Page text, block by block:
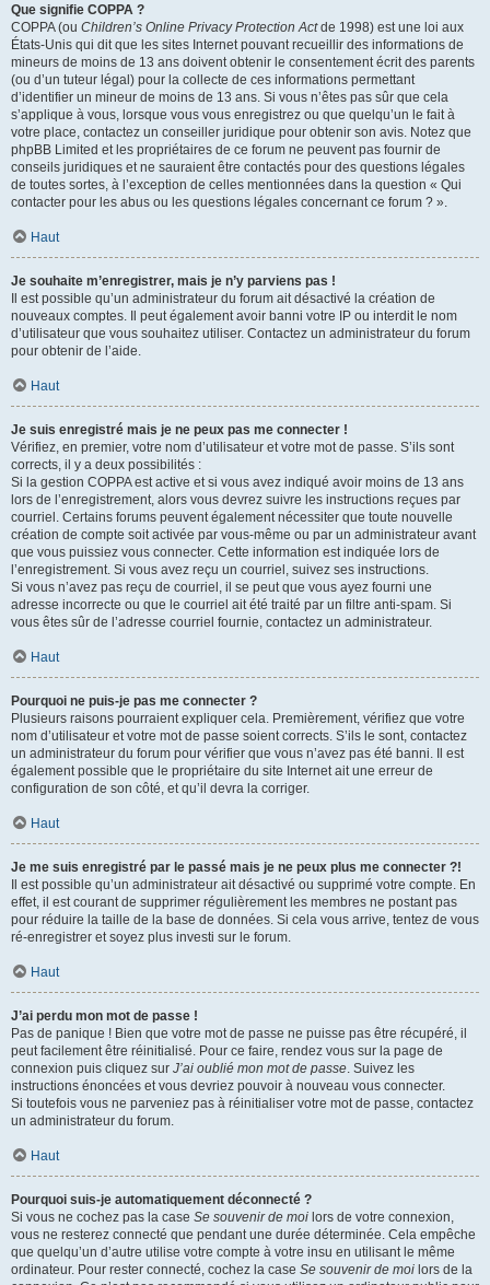
Que signifie COPPA ?
COPPA (ou Children’s Online Privacy Protection Actde 1998) est une loi aux
États-Unis qui dit que les sites Internet pouvant recueillir des informations de
mineurs de moins de 13 ans doivent obtenir le consentement écrit des parents
(ou d’un tuteur légal) pour la collecte de ces informations permettant
d’identifier un mineur de moins de 13 ans. Si vous n’êtes pas sûr que cela
s’applique à vous, lorsque vous vous enregistrez ou que quelqu’un le fait à
votre place, contactez un conseiller juridique pour obtenir son avis. Notez que
phpBB Limited et les propriétaires de ce forum ne peuvent pas fournir de
conseils juridiques et ne sauraient être contactés pour des questions légales
de toutes sortes, à l’exception de celles mentionnées dans la question « Qui
contacter pour les abus ou les questions légales concernant ce forum ? ».
Haut
Je souhaite m’enregistrer, mais je n’y parviens pas !
Il est possible qu’un administrateur du forum ait désactivé la création de
nouveaux comptes. Il peut également avoir banni votre IP ou interdit le nom
d’utilisateur que vous souhaitez utiliser. Contactez un administrateur du forum
pour obtenir de l’aide.
Haut
Je suis enregistré mais je ne peux pas me connecter !
Vérifiez, en premier, votre nom d’utilisateur et votre mot de passe. S’ils sont
corrects, il y a deux possibilités :
Si la gestion COPPA est active et si vous avez indiqué avoir moins de 13 ans
lors de l’enregistrement, alors vous devrez suivre les instructions reçues par
courriel. Certains forums peuvent également nécessiter que toute nouvelle
création de compte soit activée par vous-même ou par un administrateur avant
que vous puissiez vous connecter. Cette information est indiquée lors de
l’enregistrement. Si vous avez reçu un courriel, suivez ses instructions.
Si vous n’avez pas reçu de courriel, il se peut que vous ayez fourni une
adresse incorrecte ou que le courriel ait été traité par un filtre anti-spam. Si
vous êtes sûr de l’adresse courriel fournie, contactez un administrateur.
Haut
Pourquoi ne puis-je pas me connecter ?
Plusieurs raisons pourraient expliquer cela. Premièrement, vérifiez que votre
nom d’utilisateur et votre mot de passe soient corrects. S’ils le sont, contactez
un administrateur du forum pour vérifier que vous n’avez pas été banni. Il est
également possible que le propriétaire du site Internet ait une erreur de
configuration de son côté, et qu’il devra la corriger.
Haut
Je me suis enregistré par le passé mais je ne peux plus me connecter ?!
Il est possible qu’un administrateur ait désactivé ou supprimé votre compte. En
effet, il est courant de supprimer régulièrement les membres ne postant pas
pour réduire la taille de la base de données. Si cela vous arrive, tentez de vous
ré-enregistrer et soyez plus investi sur le forum.
Haut
J’ai perdu mon mot de passe !
Pas de panique ! Bien que votre mot de passe ne puisse pas être récupéré, il
peut facilement être réinitialisé. Pour ce faire, rendez vous sur la page de
connexion puis cliquez sur J’ai oublié mon mot de passe. Suivez les
instructions énoncées et vous devriez pouvoir à nouveau vous connecter.
Si toutefois vous ne parveniez pas à réinitialiser votre mot de passe, contactez
un administrateur du forum.
Haut
Pourquoi suis-je automatiquement déconnecté ?
Si vous ne cochez pas la case Se souvenir de moi lors de votre connexion,
vous ne resterez connecté que pendant une durée déterminée. Cela empêche
que quelqu’un d’autre utilise votre compte à votre insu en utilisant le même
ordinateur. Pour rester connecté, cochez la case Se souvenir de moi lors de la